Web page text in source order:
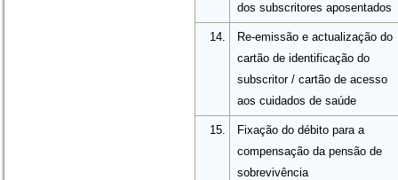
dos subscritores aposentados
14.
Re-emissão e actualização do
cartão de identificação do
subscritor / cartão de acesso
aos cuidados de saúde
15.
Fixação do débito para a
compensação da pensão de
sobrevivência